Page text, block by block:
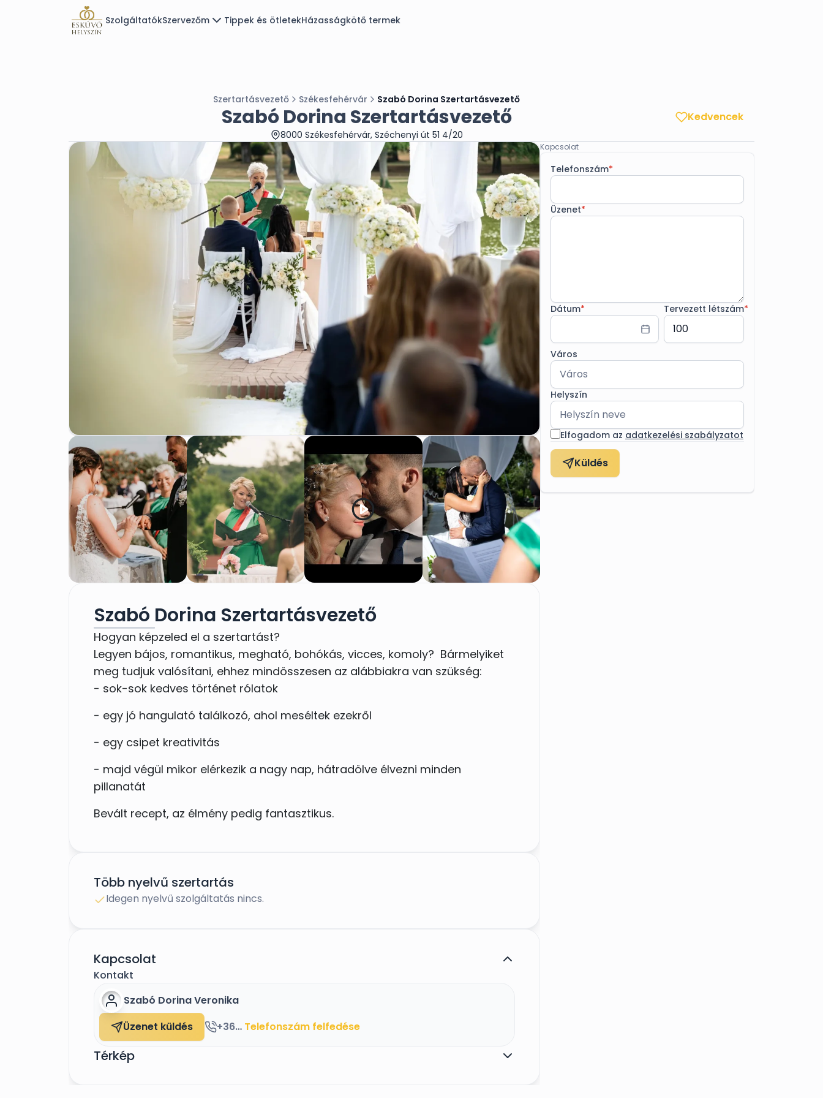
SzolgáltatókSzervezőm Tippek és ötletekHázasságkötő termek
Szertartásvezető Székesfehérvár Szabó Dorina Szertartásvezető
Szabó Dorina Szertartásvezető
8000 Székesfehérvár, Széchenyi út 51 4/20
Kedvencek
Szabó Dorina Szertartásvezető
Hogyan képzeled el a szertartást?
Legyen bájos, romantikus, megható, bohókás, vicces, komoly? Bármelyiket
meg tudjuk valósítani, ehhez mindösszesen az alábbiakra van szükség:
- sok-sok kedves történet rólatok
- egy jó hangulató találkozó, ahol meséltek ezekről
- egy csipet kreativitás
- majd végül mikor elérkezik a nagy nap, hátradölve élvezni minden
pillanatát
Bevált recept, az élmény pedig fantasztikus.
Több nyelvű szertartás
Idegen nyelvű szolgáltatás nincs.
Kapcsolat
Kontakt
Szabó Dorina Veronika
Üzenet küldés
+36703919669 Telefonszám felfedése
Térkép
Kapcsolat
Telefonszám*
Üzenet*
Dátum* Tervezett létszám*
Város
Helyszín
Elfogadom az adatkezelési szabályzatot
Küldés